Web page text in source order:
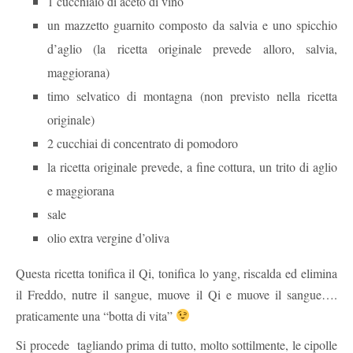
un mazzetto guarnito composto da salvia e uno spicchio
d’aglio (la ricetta originale prevede alloro, salvia,
maggiorana)
timo selvatico di montagna (non previsto nella ricetta
originale)
2 cucchiai di concentrato di pomodoro
la ricetta originale prevede, a fine cottura, un trito di aglio
e maggiorana
sale
olio extra vergine d’oliva
Questa ricetta tonifica il Qi, tonifica lo yang, riscalda ed elimina
il Freddo, nutre il sangue, muove il Qi e muove il sangue….
praticamente una “botta di vita”
Si procede tagliando prima di tutto, molto sottilmente, le cipolle